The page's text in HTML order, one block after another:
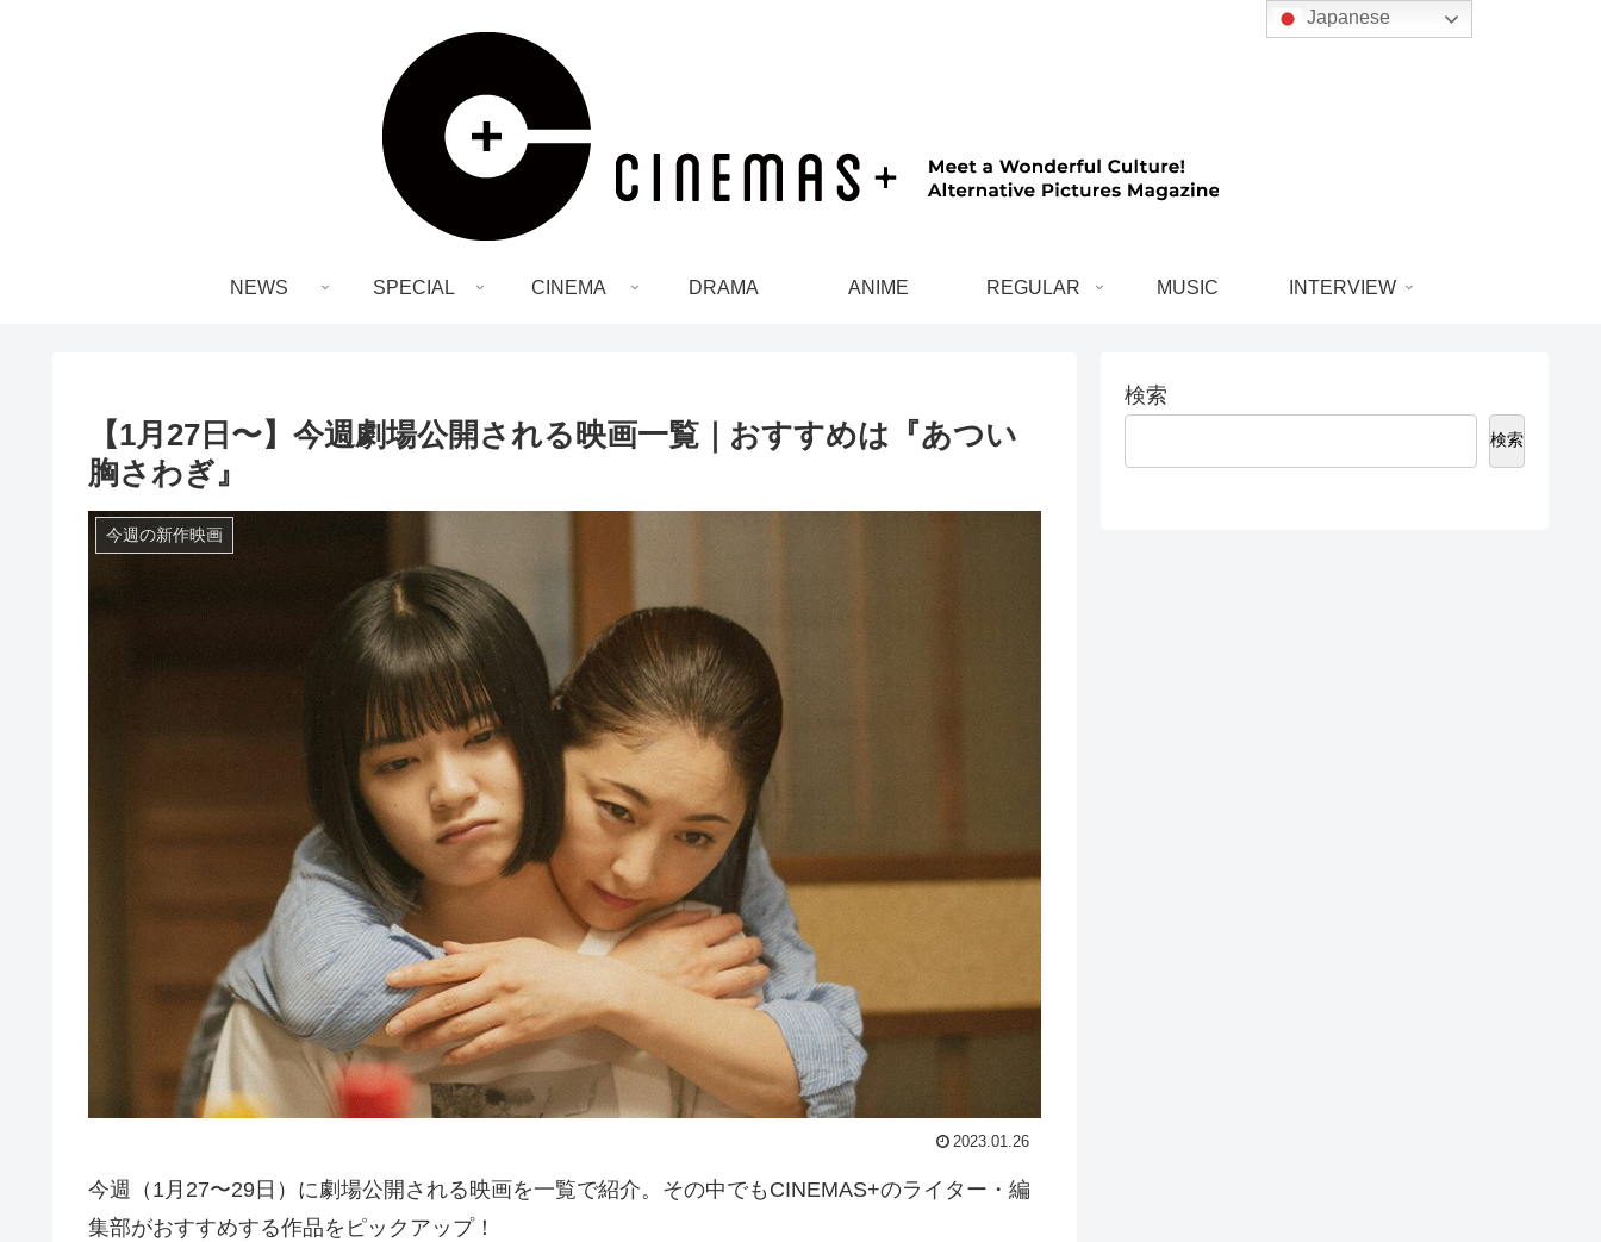
NEWS SPECIAL CINEMA DRAMA ANIME REGULAR MUSIC INTERVIEW
【1月27日〜】今週劇場公開される映画一覧｜おすすめは『あつい
胸さわぎ』
今週の新作映画
2023.01.26
今週（1月27〜29日）に劇場公開される映画を一覧で紹介。その中でもCINEMAS+のライター・編
集部がおすすめする作品をピックアップ！
検索
検索
Japanese